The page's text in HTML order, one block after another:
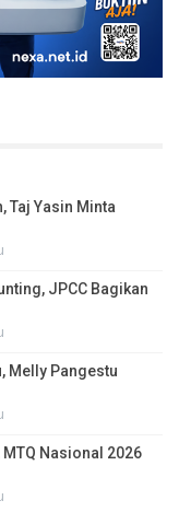
Taj Yasin Minta
JPCC Bagikan
Melly Pangestu
Nasional 2026